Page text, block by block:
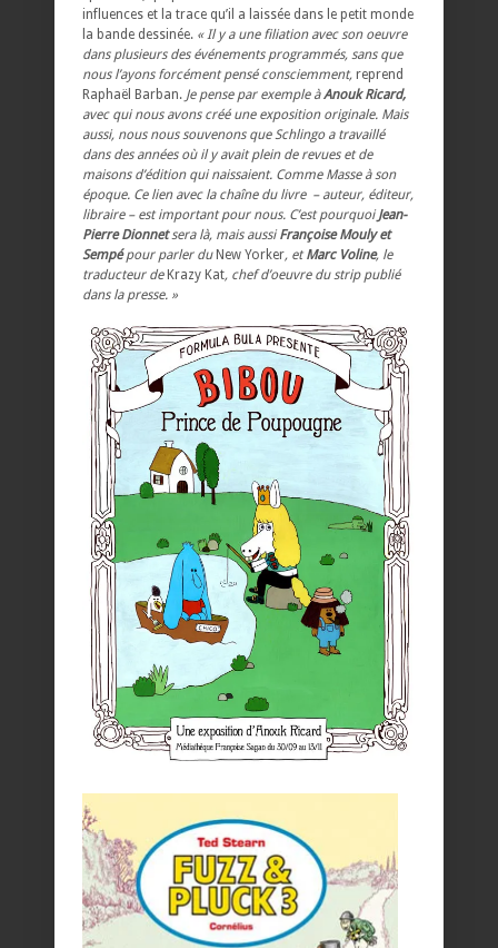
influences et la trace qu’il a laissée dans le petit monde
la bande dessinée. « Il y a une filiation avec son oeuvre
dans plusieurs des événements programmés, sans que
nous l’ayons forcément pensé consciemment, reprend
Raphaël Barban. Je pense par exemple àAnouk Ricard,
avec qui nous avons créé une exposition originale. Mais
aussi, nous nous souvenons que Schlingo a travaillé
dans des années où il y avait plein de revues et de
maisons d’édition qui naissaient. Comme Masse à son
époque. Ce lien avec la chaîne du livre – auteur, éditeur,
libraire – est important pour nous. C’est pourquoiJean-
Pierre Dionnetsera là, mais aussiFrançoise Mouly et
Sempépour parler du New Yorker, etMarc Voline, le
traducteur de Krazy Kat, chef d’oeuvre du strip publié
dans la presse. »